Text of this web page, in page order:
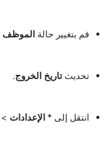
قم بتغيير حالة الموظف
تحديثتاريخ الخروج.
انتقل إلى * الإعدادات >